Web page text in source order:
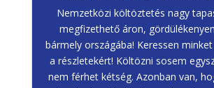
Nemzetközi költöztetés nagy
megfizethető áron,
bármely országába! Keressen
a részletekért! Költözni sosem
nem férhet kétség. Azonban van,